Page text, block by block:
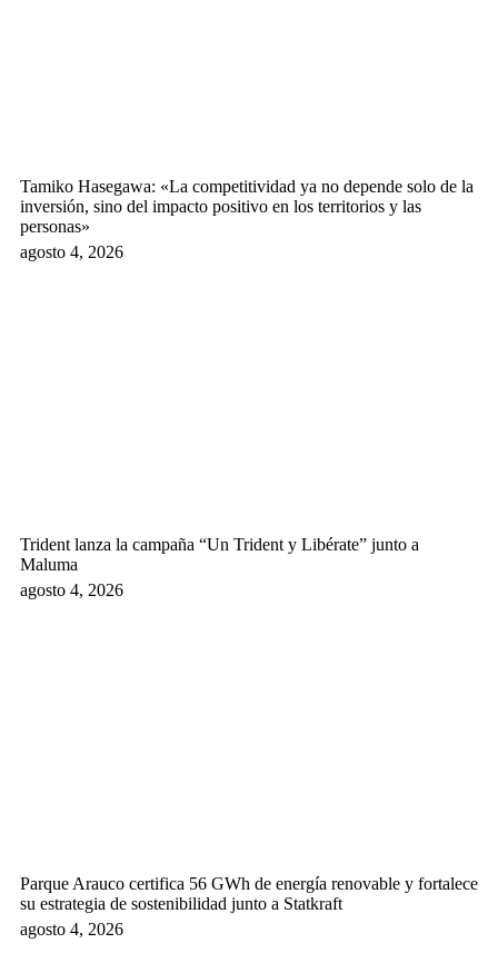
Tamiko Hasegawa: «La competitividad ya no depende solo de la
inversión, sino del impacto positivo en los territorios y las
personas»
agosto 4, 2026
Trident lanza la campaña “Un Trident y Libérate” junto a
Maluma
agosto 4, 2026
Parque Arauco certifica 56 GWh de energía renovable y fortalece
su estrategia de sostenibilidad junto a Statkraft
agosto 4, 2026